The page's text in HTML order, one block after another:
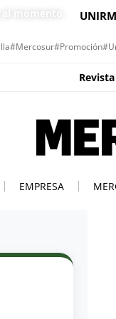
momento
#Mercosur#Promoción
EMPRESA